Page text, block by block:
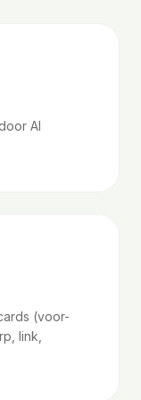
AI
(voor-
link,